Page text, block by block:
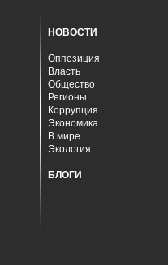
НОВОСТИ
Оппозиция
Власть
Общество
Регионы
Коррупция
Экономика
В мире
Экология
БЛОГИ